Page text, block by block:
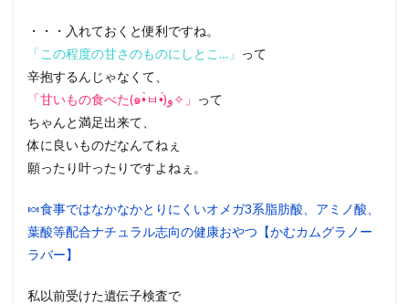
・・・入れておくと便利ですね。
「この程度の甘さのものにしとこ…」 って
辛抱するんじゃなくて、
「甘いもの食べた(๑•̀ㅂ•́)و✧」 って
ちゃんと満足出来て、
体に良いものだなんてねぇ
願ったり叶ったりですよねぇ。
🍬食事ではなかなかとりにくいオメガ3系脂肪酸、アミノ酸、
葉酸等配合ナチュラル志向の健康おやつ【かむカムグラノー
ラバー】
私以前受けた遺伝子検査で